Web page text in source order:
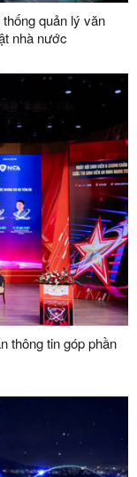
quản lý văn
nhà nước
thông tin góp phần